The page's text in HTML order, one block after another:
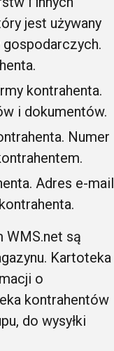
jest używany
kontrahenta.
i dokumentów.
Numer
Adres e-mail
WMS.net są
Kartoteka
o
kontrahentów
do wysyłki